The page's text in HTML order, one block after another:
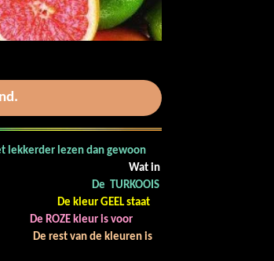
lekkerder lezen dan gewoon
Wat in
De kleur GEEL staat
De ROZE kleur is voor
De rest van de kleuren is